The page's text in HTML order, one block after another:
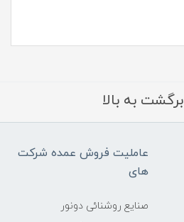
برگشت به بالا
عاملیت فروش عمده شرکت
های
صنایع روشنائی دونور